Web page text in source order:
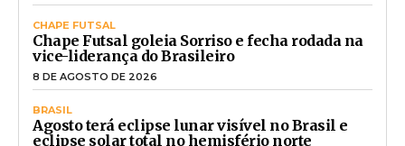
CHAPE FUTSAL
Chape Futsal goleia Sorriso e fecha rodada na
vice-liderança do Brasileiro
8 DE AGOSTO DE 2026
BRASIL
Agosto terá eclipse lunar visível no Brasil e
eclipse solar total no hemisfério norte